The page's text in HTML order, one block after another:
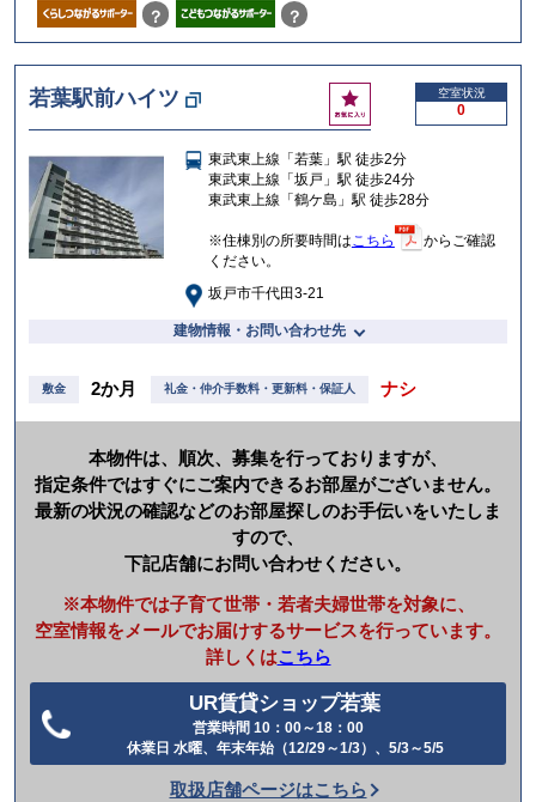
？ ？
若葉駅前ハイツ
お
気
入
り
空室状況
0
東武東上線「若葉」駅 徒歩2分
東武東上線「坂戸」駅 徒歩24分
東武東上線「鶴ケ島」駅 徒歩28分
※住棟別の所要時間はこちら
からご確認
ください。
坂戸市千代田3-21
建物情報・お問い合わせ先
敷金 2か月 礼金・仲介手数料・更新料・保証人 ナシ
本物件は、順次、募集を行っておりますが、
指定条件ではすぐにご案内できるお部屋がございません。
最新の状況の確認などのお部屋探しのお手伝いをいたしま
すので、
下記店舗にお問い合わせください。
※本物件では子育て世帯・若者夫婦世帯を対象に、
空室情報をメールでお届けするサービスを行っています。
詳しくはこちら
UR賃貸ショップ若葉
営業時間 10：00～18：00
休業日 水曜、年末年始（12/29～1/3）、5/3～5/5
話
取扱店舗ページはこちら